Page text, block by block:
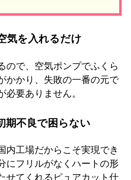
気を入れるだけ
ので、空気ポンプでふくら
かかり、失敗の一番の元で
要ありません。
期不良で困らない
内工場だからこそ実現でき
にフリルがなくハートの形
せてくれるピュアカット仕